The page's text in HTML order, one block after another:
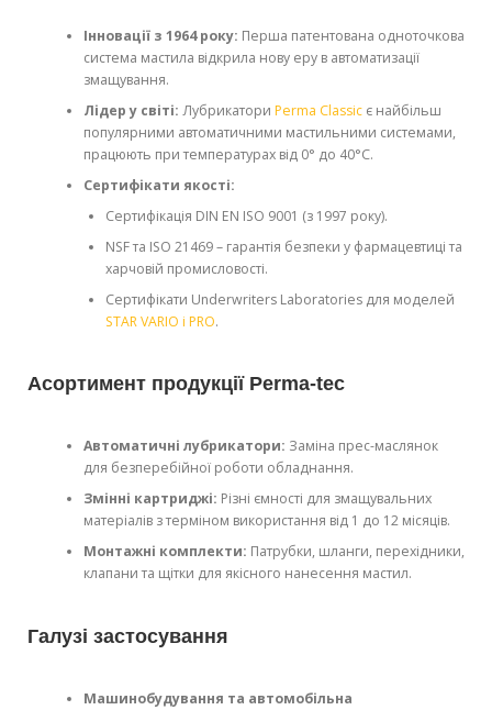
Інновації з 1964 року: Перша патентована одноточкова
система мастила відкрила нову еру в автоматизації
змащування.
Лідер у світі: Лубрикатори Perma Classicє найбільш
популярними автоматичними мастильними системами,
працюють при температурах від 0° до 40°C.
Сертифікати якості:
Сертифікація DIN EN ISO 9001 (з 1997 року).
NSF та ISO 21469 – гарантія безпеки у фармацевтиці та
харчовій промисловості.
Сертифікати Underwriters Laboratories для моделей
STAR VARIO і PRO.
Асортимент продукції Perma-tec
Автоматичні лубрикатори: Заміна прес-маслянок
для безперебійної роботи обладнання.
Змінні картриджі: Різні ємності для змащувальних
матеріалів з терміном використання від 1 до 12 місяців.
Монтажні комплекти: Патрубки, шланги, перехідники,
клапани та щітки для якісного нанесення мастил.
Галузі застосування
Машинобудування та автомобільна